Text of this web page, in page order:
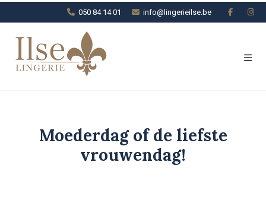
050 84 14 01 info@lingerieilse.be
Moederdag of de liefste
vrouwendag!